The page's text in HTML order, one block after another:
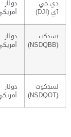
دي جي
آي (DJI)
دولار
نسدكب
(NSDQBB)
دولار
نسدكوت
(NSDQOT)
دولار